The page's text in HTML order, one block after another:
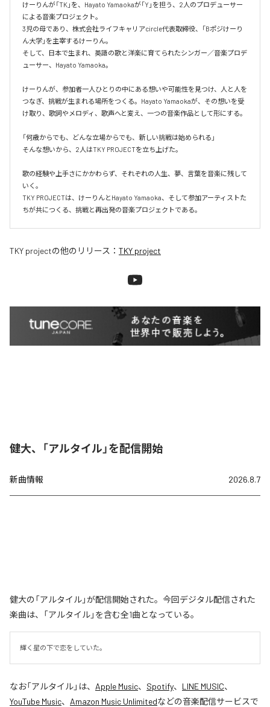
けーりんが「TK」を、Hayato Yamaokaが「Y」を担う、2人のプロデューサー
による音楽プロジェクト。
3児の母であり、株式会社ライフキャリアcircle代表取締役、「Bポジけーり
ん大学」を主宰するけーりん。
そして、日本で生まれ、英語の歌と洋楽に育てられたシンガー／音楽プロデ
ューサー、Hayato Yamaoka。
けーりんが、参加者一人ひとりの中にある想いや可能性を見つけ、人と人を
つなぎ、挑戦が生まれる場所をつくる。Hayato Yamaokaが、その想いを受
け取り、歌詞やメロディ、歌声へと変え、一つの音楽作品として形にする。
「何歳からでも、どんな立場からでも、新しい挑戦は始められる」
そんな想いから、2人はTKY PROJECTを立ち上げた。
歌の経験や上手さにかかわらず、それぞれの人生、夢、言葉を音楽に残して
いく。
TKY PROJECTは、けーりんとHayato Yamaoka、そして参加アーティストた
ちが共につくる、挑戦と再出発の音楽プロジェクトである。
TKY projectの他のリリース： TKY project
健大、「アルタイル」を配信開始
新曲情報 2026.8.7
健大の「アルタイル」が配信開始された。今回デジタル配信された
楽曲は、「アルタイル」を含む全1曲となっている。
輝く星の下で恋をしていた。
なお「アルタイル」は、 Apple Music、 Spotify、 LINE MUSIC、
YouTube Music、 Amazon Music Unlimitedなどの音楽配信サービスで